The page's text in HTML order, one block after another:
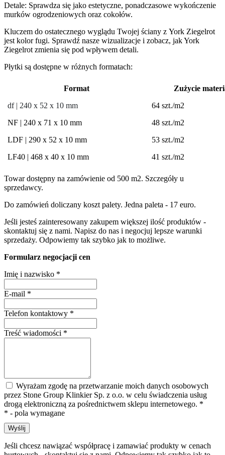
Detale: Sprawdza się jako estetyczne, ponadczasowe wykończenie
murków ogrodzeniowych oraz cokołów.
Kluczem do ostatecznego wyglądu Twojej ściany z York Ziegelrot
jest kolor fugi. Sprawdź nasze wizualizacje i zobacz, jak York
Ziegelrot zmienia się pod wpływem detali.
Płytki są dostępne w różnych formatach:
Format
Zużycie
df| 240 x 52 x 10 mm
64 szt./m2
NF | 240 x 71 x 10 mm
48 szt./m2
LDF | 290 x 52 x 10 mm
53 szt./m2
LF40 | 468 x 40 x 10 mm
41 szt./m2
Towar dostępny na zamówienie od 500 m2. Szczegóły u
sprzedawcy.
Do zamówień doliczany koszt palety. Jedna paleta - 17 euro.
Jeśli jesteś zainteresowany zakupem większej ilość produktów -
skontaktuj się z nami. Napisz do nas i negocjuj lepsze warunki
sprzedaży. Odpowiemy tak szybko jak to możliwe.
Formularz negocjacji cen
Imię i nazwisko *
E-mail *
Telefon kontaktowy *
Treść wiadomości *
Wyrażam zgodę na przetwarzanie moich danych osobowych
przez Stone Group Klinkier Sp. z o.o. w celu świadczenia usług
drogą elektroniczną za pośrednictwem sklepu internetowego. *
* - pola wymagane
Wyślij
Jeśli chcesz nawiązać współpracę i zamawiać produkty w cenach